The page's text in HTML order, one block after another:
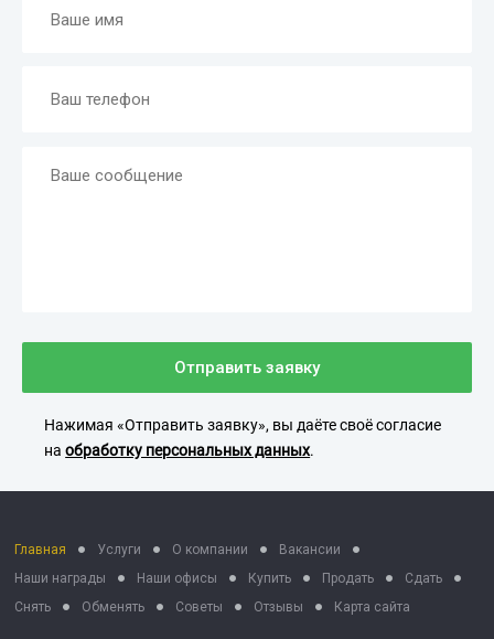
Отправить заявку
Нажимая «Отправить заявку», вы даёте своё согласие
наобработку персональных данных.
Главная Услуги О компании
Вакансии
Наши награды
Наши офисы Купить Продать
Сдать
Снять
Обменять Советы Отзывы Карта сайта